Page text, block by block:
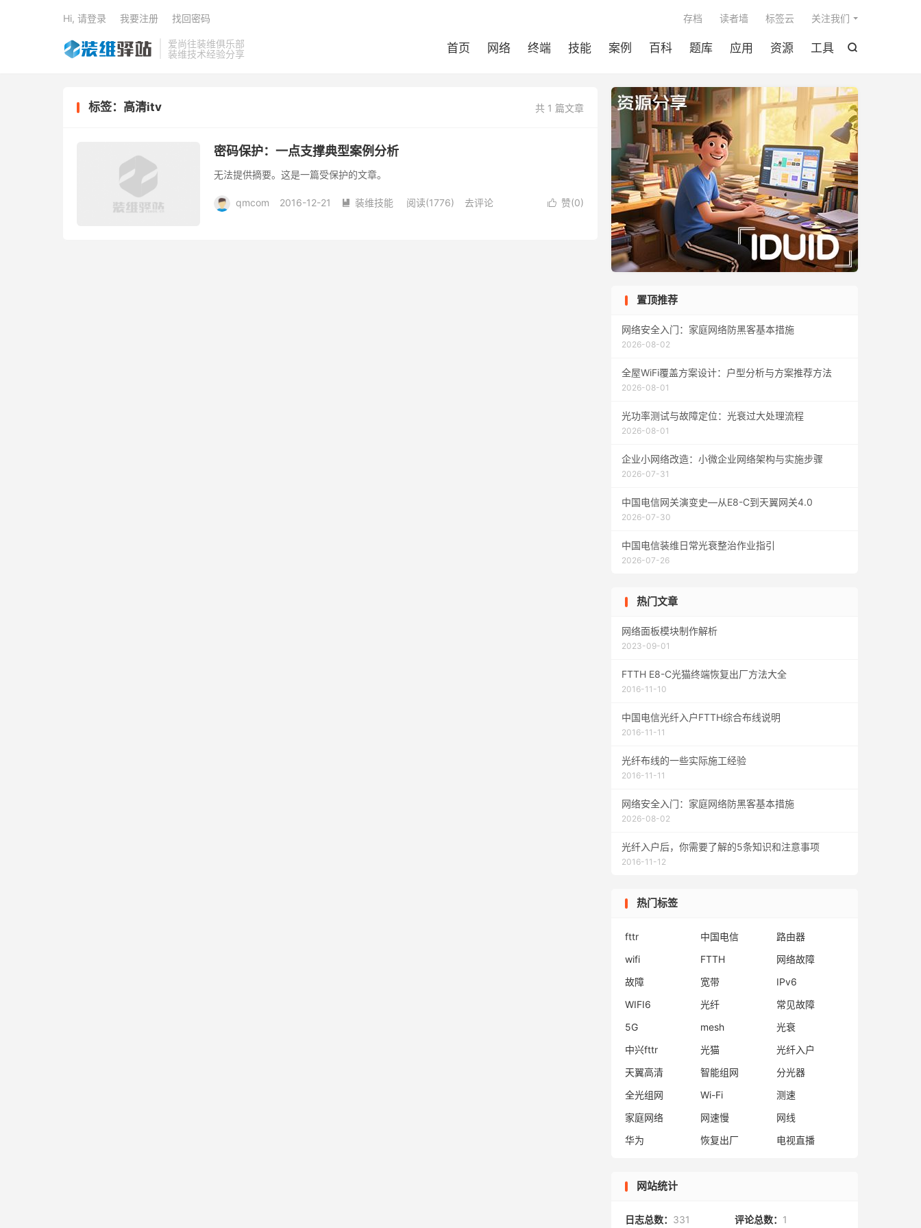
爱尚往装维俱乐部
装维技术经验分享

首页 网络 终端 技能 案例 百科 题库 应用 资源 工具
存档 读者墙 标签云 关注我们
Hi, 请登录 我要注册 找回密码
共 1 篇文章
标签：高清itv
密码保护：一点支撑典型案例分析
无法提供摘要。这是一篇受保护的文章。
 赞(0)
qmcom 2016-12-21  装维技能 阅读(1776) 去评论
置顶推荐
网络安全入门：家庭网络防黑客基本措施
2026-08-02
全屋WiFi覆盖方案设计：户型分析与方案推荐方法
2026-08-01
光功率测试与故障定位：光衰过大处理流程
2026-08-01
企业小网络改造：小微企业网络架构与实施步骤
2026-07-31
中国电信网关演变史—从E8-C到天翼网关4.0
2026-07-30
中国电信装维日常光衰整治作业指引
2026-07-26
热门文章
网络面板模块制作解析
2023-09-01
FTTH E8-C光猫终端恢复出厂方法大全
2016-11-10
中国电信光纤入户FTTH综合布线说明
2016-11-11
光纤布线的一些实际施工经验
2016-11-11
网络安全入门：家庭网络防黑客基本措施
2026-08-02
光纤入户后，你需要了解的5条知识和注意事项
2016-11-12
热门标签
fttr 中国电信
路由器
wifi
FTTH
网络故障
故障
宽带
IPv6
WIFI6
光纤
常见故障
5G
mesh
光衰
中兴fttr
光猫
光纤入户
天翼高清
智能组网
分光器
全光组网
Wi-Fi
测速
家庭网络
网速慢
网线
华为
恢复出厂 电视直播
网站统计
日志总数： 331 评论总数： 1